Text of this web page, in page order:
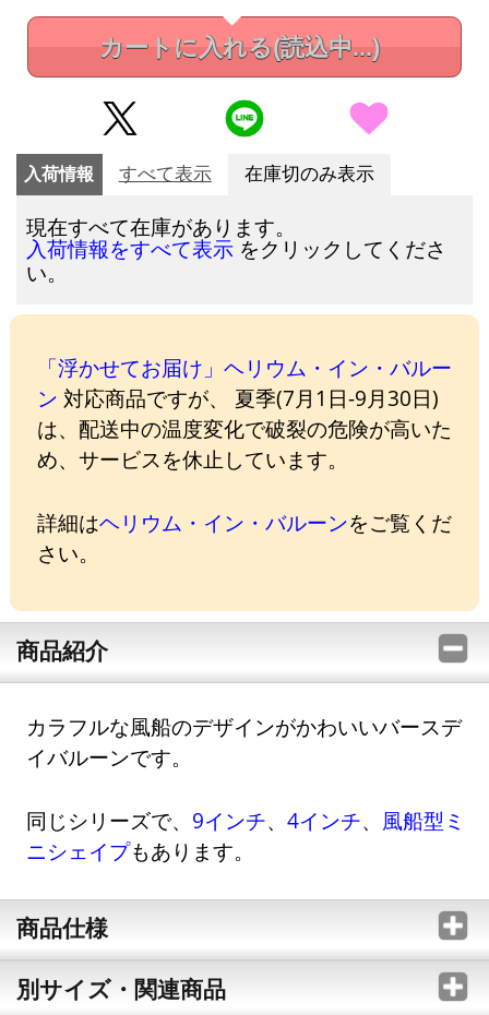
カートに入れる(読込中...)
入荷情報 すべて表示 在庫切のみ表示
現在すべて在庫があります。
入荷情報をすべて表示 をクリックしてくださ
い。
「浮かせてお届け」ヘリウム・イン・バルー
ン 対応商品ですが、 夏季(7月1日-9月30日)
は、配送中の温度変化で破裂の危険が高いた
め、サービスを休止しています。
詳細はヘリウム・イン・バルーンをご覧くだ
さい。
商品紹介
カラフルな風船のデザインがかわいいバースデ
イバルーンです。
同じシリーズで、 9インチ、4インチ、 風船型ミ
ニシェイプもあります。
商品仕様
別サイズ・関連商品